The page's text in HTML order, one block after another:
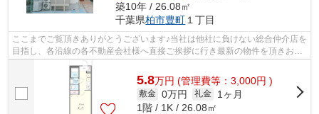
築10年 / 26.08㎡
千葉県柏市豊町１丁目
ここまでご覧頂きありがとうございます♪当社は他社に負けない総合仲介店を
目指し、各沿線の各不動産会社様へ直接ご挨拶に行き最新の物件を頂きお客
様へ提供しております！最新の情報は...
5.8万円 (管理費等：3,000円 )
敷金 0万円 礼金
1ヶ月
1階 / 1K / 26.08㎡